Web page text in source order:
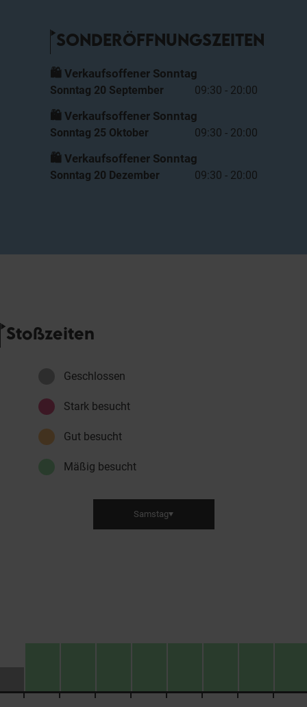
SONDERÖFFNUNGSZEITEN
🛍️ Verkaufsoffener Sonntag
Sonntag 20 September 09:30 - 20:00
🛍️ Verkaufsoffener Sonntag
Sonntag 25 Oktober 09:30 - 20:00
🛍️ Verkaufsoffener Sonntag
Sonntag 20 Dezember 09:30 - 20:00
Stoßzeiten
Geschlossen
Stark besucht
Gut besucht
Mäßig besucht
Samstag